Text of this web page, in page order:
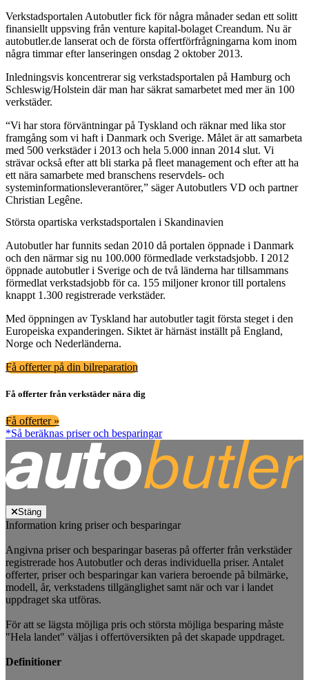
Verkstadsportalen Autobutler fick för några månader sedan ett solitt
finansiellt uppsving från venture kapital-bolaget Creandum. Nu är
autobutler.de lanserat och de första offertförfrågningarna kom inom
några timmar efter lanseringen onsdag 2 oktober 2013.
Inledningsvis koncentrerar sig verkstadsportalen på Hamburg och
Schleswig/Holstein där man har säkrat samarbetet med mer än 100
verkstäder.
“Vi har stora förväntningar på Tyskland och räknar med lika stor
framgång som vi haft i Danmark och Sverige. Målet är att samarbeta
med 500 verkstäder i 2013 och hela 5.000 innan 2014 slut. Vi
strävar också efter att bli starka på fleet management och efter att ha
ett nära samarbete med branschens reservdels- och
systeminformationsleverantörer,” säger Autobutlers VD och partner
Christian Legêne.
Största opartiska verkstadsportalen i Skandinavien
Autobutler har funnits sedan 2010 då portalen öppnade i Danmark
och den närmar sig nu 100.000 förmedlade verkstadsjobb. I 2012
öppnade autobutler i Sverige och de två länderna har tillsammans
förmedlat verkstadsjobb för ca. 155 miljoner kronor till portalens
knappt 1.300 registrerade verkstäder.
Med öppningen av Tyskland har autobutler tagit första steget i den
Europeiska expanderingen. Siktet är härnäst inställt på England,
Norge och Nederländerna.
Få offerter på din bilreparation
Få offerter från verkstäder nära dig
Få offerter »
*Så beräknas priser och besparingar
Stäng
Information kring priser och besparingar
Angivna priser och besparingar baseras på offerter från verkstäder
registrerade hos Autobutler och deras individuella priser. Antalet
offerter, priser och besparingar kan variera beroende på bilmärke,
modell, år, verkstadens tillgänglighet samt när och var i landet
uppdraget ska utföras.
För att se lägsta möjliga pris och största möjliga besparing måste
"Hela landet" väljas i offertöversikten på det skapade uppdraget.
Definitioner